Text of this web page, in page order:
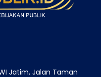
Jatim, Jalan Taman